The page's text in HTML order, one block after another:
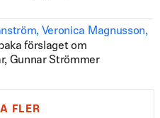
Veronica Magnusson,
förslaget om
Gunnar Strömmer
FLER